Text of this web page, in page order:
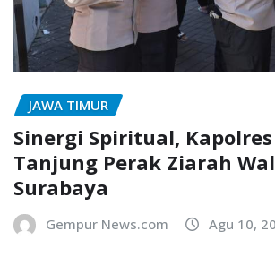
JAWA TIMUR
Sinergi Spiritual,
Tanjung Perak Ziarah
Surabaya
Gempur News.com Agu 10,